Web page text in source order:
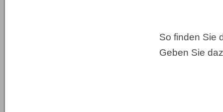
So finden Sie
Geben Sie